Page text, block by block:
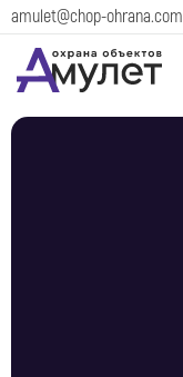
amulet@chop-ohrana.com